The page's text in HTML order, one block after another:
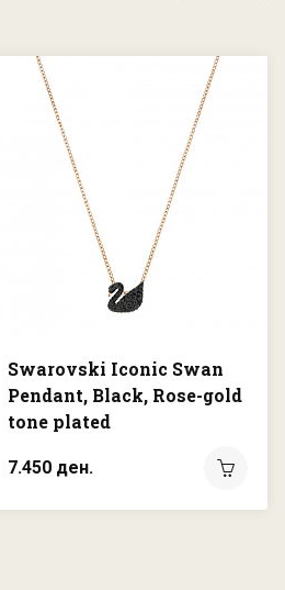
Swarovski Iconic Swan
Pendant, Black, Rose-gold
tone plated
7.450 ден.